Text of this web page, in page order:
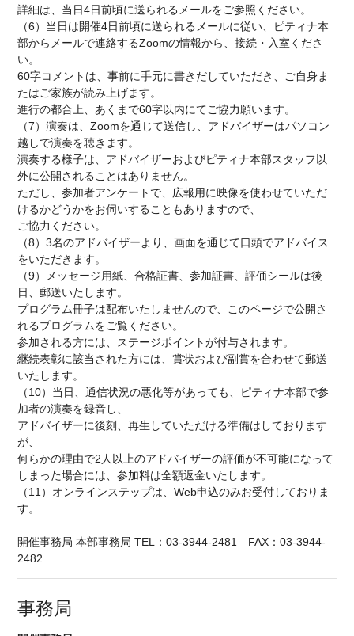
詳細は、当日4日前頃に送られるメールをご参照ください。
（6）当日は開催4日前頃に送られるメールに従い、ピティナ本
部からメールで連絡するZoomの情報から、接続・入室くださ
い。
60字コメントは、事前に手元に書きだしていただき、ご自身ま
たはご家族が読み上げます。
進行の都合上、あくまで60字以内にてご協力願います。
（7）演奏は、Zoomを通じて送信し、アドバイザーはパソコン
越しで演奏を聴きます。
演奏する様子は、アドバイザーおよびピティナ本部スタッフ以
外に公開されることはありません。
ただし、参加者アンケートで、広報用に映像を使わせていただ
けるかどうかをお伺いすることもありますので、
ご協力ください。
（8）3名のアドバイザーより、画面を通じて口頭でアドバイス
をいただきます。
（9）メッセージ用紙、合格証書、参加証書、評価シールは後
日、郵送いたします。
プログラム冊子は配布いたしませんので、このページで公開さ
れるプログラムをご覧ください。
参加される方には、ステージポイントが付与されます。
継続表彰に該当された方には、賞状および副賞を合わせて郵送
いたします。
（10）当日、通信状況の悪化等があっても、ピティナ本部で参
加者の演奏を録音し、
アドバイザーに後刻、再生していただける準備はしております
が、
何らかの理由で2人以上のアドバイザーの評価が不可能になって
しまった場合には、参加料は全額返金いたします。
（11）オンラインステップは、Web申込のみお受付しておりま
す。
開催事務局 本部事務局 TEL：03-3944-2481 FAX：03-3944-
2482
事務局